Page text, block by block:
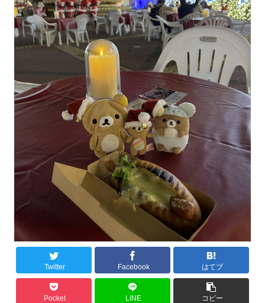
Twitter Facebook はてブ
Pocket LINE コピー